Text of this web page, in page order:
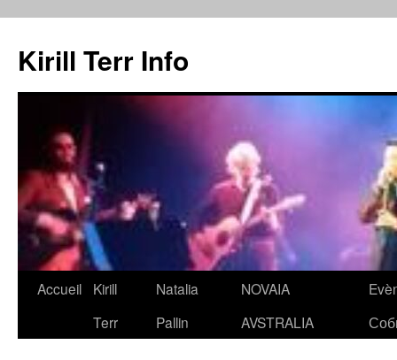
Kirill Terr Info
Aller
Accueil
Kirill
Terr
Natalia
Pallin
NOVAIA
AVSTRALIA